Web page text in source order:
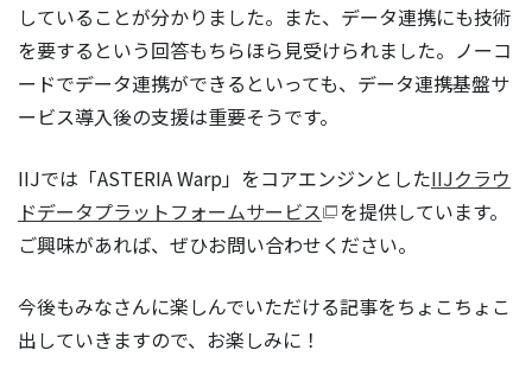
していることが分かりました。また、データ連携にも技術
を要するという回答もちらほら見受けられました。ノーコ
ードでデータ連携ができるといっても、データ連携基盤サ
ービス導入後の支援は重要そうです。
IIJでは「ASTERIA Warp」をコアエンジンとしたIIJクラウ
ドデータプラットフォームサービス
を提供しています。
ご興味があれば、ぜひお問い合わせください。
今後もみなさんに楽しんでいただける記事をちょこちょこ
出していきますので、お楽しみに！